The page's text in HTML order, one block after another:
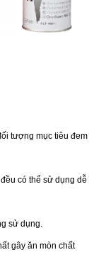
tượng mục tiêu đem
có thể sử dụng dễ
sử dụng.
gây ăn mòn chất